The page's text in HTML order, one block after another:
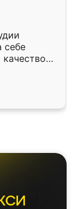
себе
качеством
почти